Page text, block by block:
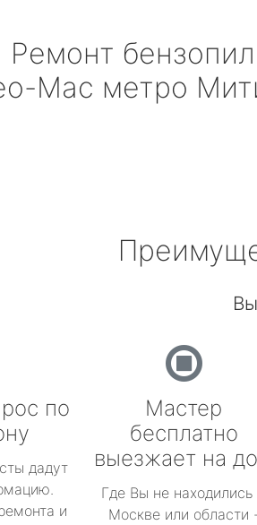
Ремонт бензопил
Mac метро
по
дадут
и
Мастер
бесплатно
выезжает на
Где Вы не находились
Москве или области